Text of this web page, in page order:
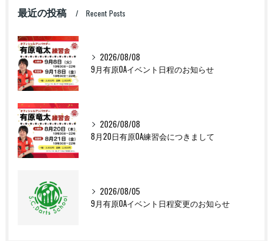
最近の投稿 Recent Posts
2026/08/08
9月有原OAイベント日程のお知らせ
2026/08/08
8月20日有原OA練習会につきまして
2026/08/05
9月有原OAイベント日程変更のお知らせ